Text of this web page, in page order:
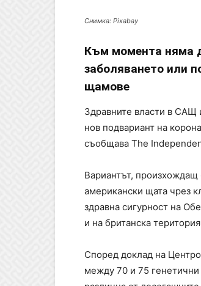
Снимка: Pixabay
Към момента няма
заболяването или
щамове
Здравните власти в САЩ
нов подвариант на
съобщава The
Вариантът,
американски щата чрез
здравна сигурност на
и на британска
Според доклад на
между 70 и 75